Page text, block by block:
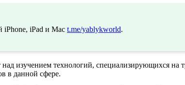
iPhone, iPad и Mac t.me/yablykworld.
над изучением технологий, специализирующихся на
в данной сфере.